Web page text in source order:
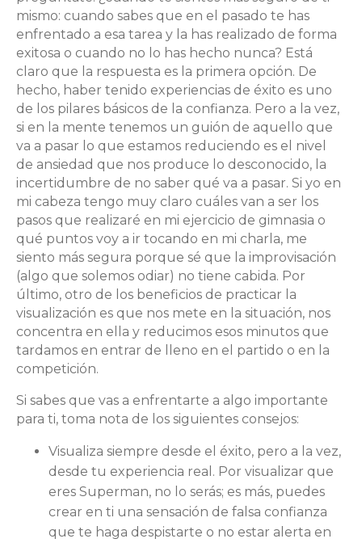
mismo: cuando sabes que en el pasado te has
enfrentado a esa tarea y la has realizado de forma
exitosa o cuando no lo has hecho nunca? Está
claro que la respuesta es la primera opción. De
hecho, haber tenido experiencias de éxito es uno
de los pilares básicos de la confianza. Pero a la vez,
si en la mente tenemos un guión de aquello que
va a pasar lo que estamos reduciendo es el nivel
de ansiedad que nos produce lo desconocido, la
incertidumbre de no saber qué va a pasar. Si yo en
mi cabeza tengo muy claro cuáles van a ser los
pasos que realizaré en mi ejercicio de gimnasia o
qué puntos voy a ir tocando en mi charla, me
siento más segura porque sé que la improvisación
(algo que solemos odiar) no tiene cabida. Por
último, otro de los beneficios de practicar la
visualización es que nos mete en la situación, nos
concentra en ella y reducimos esos minutos que
tardamos en entrar de lleno en el partido o en la
competición.
Si sabes que vas a enfrentarte a algo importante
para ti, toma nota de los siguientes consejos:
Visualiza siempre desde el éxito, pero a la vez,
desde tu experiencia real. Por visualizar que
eres Superman, no lo serás; es más, puedes
crear en ti una sensación de falsa confianza
que te haga despistarte o no estar alerta en